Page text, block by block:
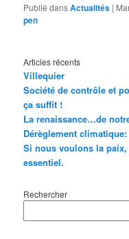
Publié dansActualités |
pen
Articles récents
Villequier
Société de contrôle et
ça suffit !
La renaissance…de
Dérèglement
Si nous voulons la
essentiel.
Rechercher